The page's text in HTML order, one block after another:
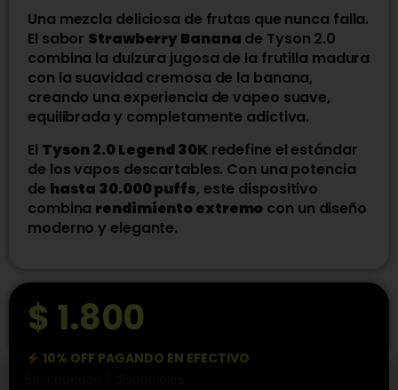
Una mezcla deliciosa de frutas que nunca falla.
El sabor Strawberry Banana de Tyson 2.0
combina la dulzura jugosa de la frutilla madura
con la suavidad cremosa de la banana,
creando una experiencia de vapeo suave,
equilibrada y completamente adictiva.
El Tyson 2.0 Legend 30Kredefine el estándar
de los vapos descartables. Con una potencia
de hasta 30.000 puffs, este dispositivo
combina rendimiento extremo con un diseño
moderno y elegante.
$ 1.800
10% OFF PAGANDO EN EFECTIVO